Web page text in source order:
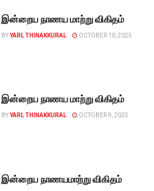
இன்றைய நாணய மாற்று விகிதம்
BYYARL THINAKKURAL OCTOBER 10, 2025
இன்றைய நாணய மாற்று விகிதம்
BYYARL THINAKKURAL OCTOBER 9, 2025
இன்றைய நாணயமாற்று விகிதம்